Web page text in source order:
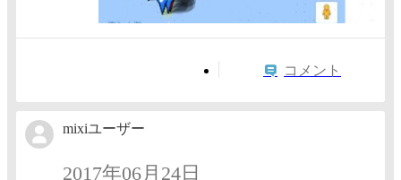
コメント
mixiユーザー
2017年06月24日